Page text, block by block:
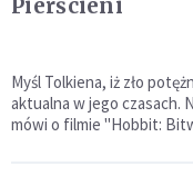
Pierścieni
Myśl Tolkiena, iż zło
aktualna w jego czasach.
mówi o filmie "Hobbit: